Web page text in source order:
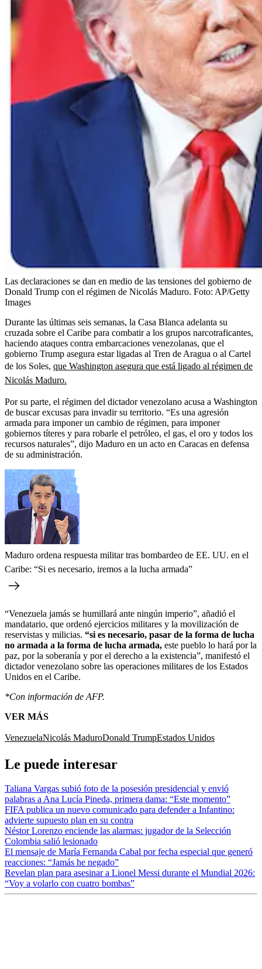
Las declaraciones se dan en medio de las tensiones del gobierno de
Donald Trump con el régimen de Nicolás Maduro. Foto: AP/Getty
Images
Durante las últimas seis semanas, la Casa Blanca adelanta su
cruzada sobre el Caribe para combatir a los grupos narcotraficantes,
haciendo ataques contra embarcaciones venezolanas, que el
gobierno Trump asegura estar ligadas al Tren de Aragua o al Cartel
de los Soles, que Washington asegura que está ligado al régimen de
Nicolás Maduro.
Por su parte, el régimen del dictador venezolano acusa a Washington
de buscar excusas para invadir su territorio. “Es una agresión
armada para imponer un cambio de régimen, para imponer
gobiernos títeres y para robarle el petróleo, el gas, el oro y todos los
recursos naturales”, dijo Maduro en un acto en Caracas en defensa
de su administración.
Maduro ordena respuesta militar tras bombardeo de EE. UU. en el
Caribe: “Si es necesario, iremos a la lucha armada”
“Venezuela jamás se humillará ante ningún imperio”, añadió el
mandatario, que ordenó ejercicios militares y la movilización de
reservistas y milicias. “si es necesario, pasar de la forma de lucha
no armada a la forma de lucha armada, este pueblo lo hará por la
paz, por la soberanía y por el derecho a la existencia”, manifestó el
dictador venezolano sobre las operaciones militares de los Estados
Unidos en el Caribe.
*Con información de AFP.
VER MÁS
VenezuelaNicolás MaduroDonald TrumpEstados Unidos
Le puede interesar
Taliana Vargas subió foto de la posesión presidencial y envió
palabras a Ana Lucía Pineda, primera dama: “Este momento”
FIFA publica un nuevo comunicado para defender a Infantino:
advierte supuesto plan en su contra
Néstor Lorenzo enciende las alarmas: jugador de la Selección
Colombia salió lesionado
El mensaje de María Fernanda Cabal por fecha especial que generó
reacciones: “Jamás he negado”
Revelan plan para asesinar a Lionel Messi durante el Mundial 2026:
“Voy a volarlo con cuatro bombas”